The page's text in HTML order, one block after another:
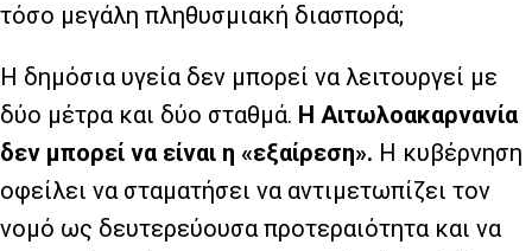
τόσο μεγάλη πληθυσμιακή διασπορά;
Η δημόσια υγεία δεν μπορεί να λειτουργεί με
δύο μέτρα και δύο σταθμά. Η Αιτωλοακαρνανία
δεν μπορεί να είναι η «εξαίρεση». Η κυβέρνηση
οφείλει να σταματήσει να αντιμετωπίζει τον
νομό ως δευτερεύουσα προτεραιότητα και να